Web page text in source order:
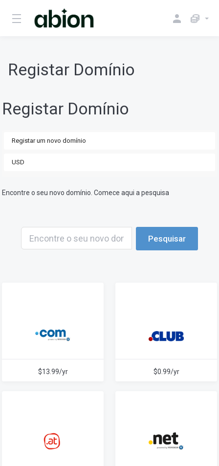
Registar Domínio
Registar Domínio
Encontre o seu novo domínio. Comece aqui a pesquisa
Pesquisar
$13.99/yr $0.99/yr